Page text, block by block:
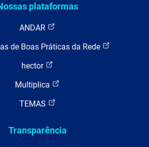
plataformas
ANDAR
de Boas Práticas da Rede
hector
Multiplica
TEMAS
Transparência